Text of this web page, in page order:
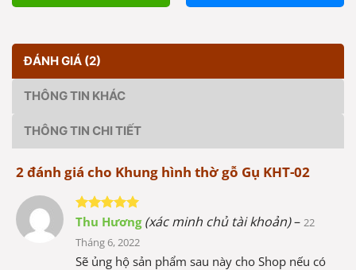
ĐÁNH GIÁ (2)
THÔNG TIN KHÁC
THÔNG TIN CHI TIẾT
2 đánh giá cho Khung hình thờ gỗ Gụ KHT-02
Được xếp
sao
Thu Hương (xác minh chủ tài khoản)– 22
Tháng 6, 2022
Sẽ ủng hộ sản phẩm sau này cho Shop nếu có